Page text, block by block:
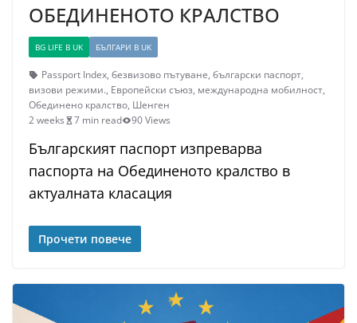
ОБЕДИНЕНОТО КРАЛСТВО
BG LIFE В UK БЪЛГАРИ В UK
Passport Index, безвизово пътуване, български паспорт,
визови режими., Европейски съюз, международна мобилност,
Обединено кралство, Шенген
2 weeks
7 min read 90 Views
Българският паспорт изпреварва
паспорта на Обединеното кралство в
актуалната класация
Прочети повече